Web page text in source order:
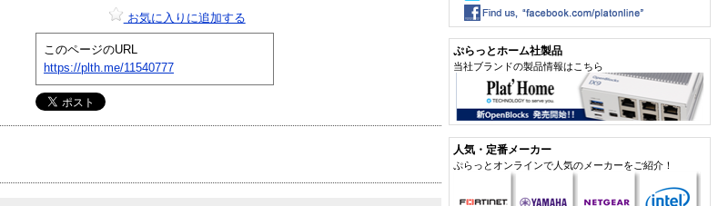
お気に入りに追加する
このページのURL
https://plth.me/11540777
ぷらっとホーム社製品
当社ブランドの製品情報はこちら
人気・定番メーカー
ぷらっとオンラインで人気のメーカーをご紹介！